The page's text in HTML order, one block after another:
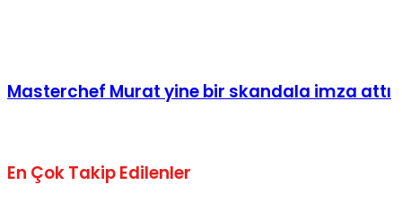
Masterchef Murat yine bir skandala imza attı
En Çok Takip Edilenler